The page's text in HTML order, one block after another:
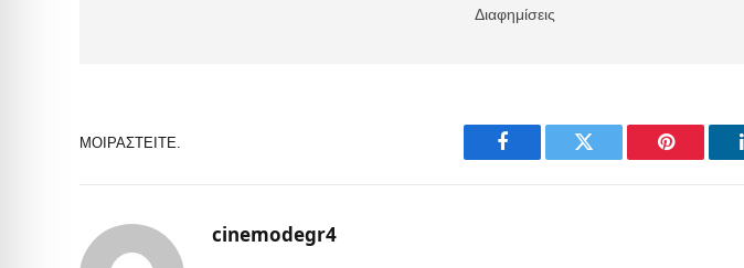
Διαφημίσεις
ΜΟΙΡΑΣΤΕΊΤΕ.
Facebook Twitter Pinterest
cinemodegr4